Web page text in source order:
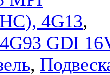
4G13,
GDI
,